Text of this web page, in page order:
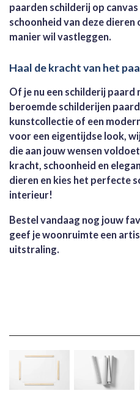
paarden schilderij op
schoonheid van deze
manier wil vastleggen.
Haal de kracht van het
Of je nu een schilderij
beroemde schilderijen
kunstcollectie of een
voor een eigentijdse look,
die aan jouw wensen
kracht, schoonheid en
dieren en kies het perfecte
interieur!
Bestel vandaag nog jouw
geef je woonruimte een
uitstraling.